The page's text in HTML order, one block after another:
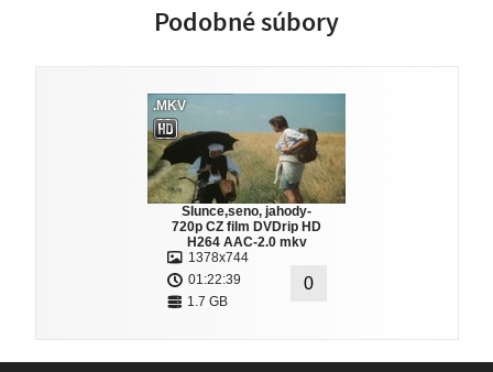
Podobné súbory
.MKV
Slunce,seno, jahody-
720p CZ film DVDrip HD
H264 AAC-2.0 mkv
1378x744
01:22:39
1.7 GB
0